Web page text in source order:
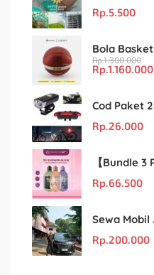
Rp.5.500
Rp.1.300.000
Rp.1.160.000
Rp.26.000
Rp.66.500
Rp.200.000